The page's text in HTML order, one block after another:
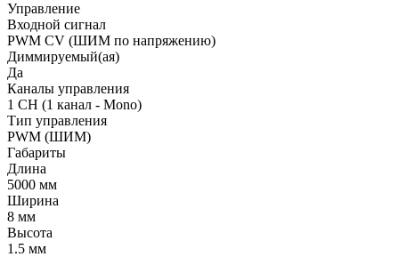
Управление
Входной сигнал
PWM СV (ШИМ по напряжению)
Диммируемый(ая)
Да
Каналы управления
1 CH (1 канал - Mono)
Тип управления
PWM (ШИМ)
Габариты
Длина
5000 мм
Ширина
8 мм
Высота
1.5 мм